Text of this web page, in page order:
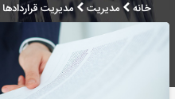
خانه مدیریت مدیریت قراردادها